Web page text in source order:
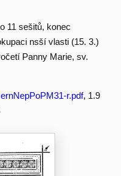
11 sešitů, konec
nsší vlasti (15. 3.)
Panny Marie, sv.
r.pdf, 1.9